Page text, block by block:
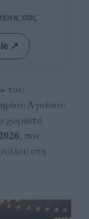
σας
↗
του
Αγιάσου
, που
στη